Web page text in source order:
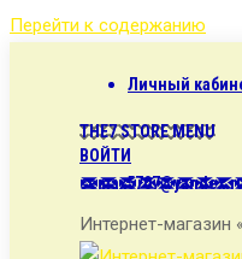
Перейти к содержанию
Личный
THE7 STORE MENU
ВОЙТИ
Интернет-магазин